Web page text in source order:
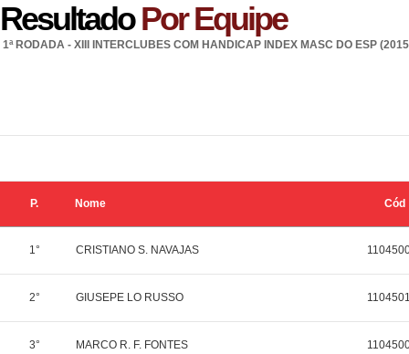
ResultadoPor Equipe
1ª RODADA - XIII INTERCLUBES COM HANDICAP INDEX MASC DO ESP
P. Nome Cód
1° CRISTIANO S. NAVAJAS
2° GIUSEPE LO RUSSO
3° MARCO R. F. FONTES